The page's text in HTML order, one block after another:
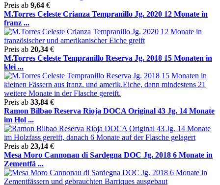
Preis ab 9,64 €
M.Torres Celeste Crianza Tempranillo Jg. 2020 12 Monate in
franz ...
Preis ab 20,34 €
M.Torres Celeste Tempranillo Reserva Jg. 2018 15 Monaten in
klei ...
Preis ab 33,84 €
Ramon Bilbao Reserva Rioja DOCA Original 43 Jg. 14 Monate
im Hol ...
Preis ab 23,14 €
Mesa Moro Cannonau di Sardegna DOC Jg. 2018 6 Monate in
Zementfä ...